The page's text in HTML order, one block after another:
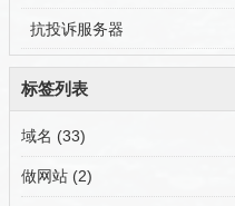
抗投诉服务器
标签列表
域名 (33)
做网站 (2)